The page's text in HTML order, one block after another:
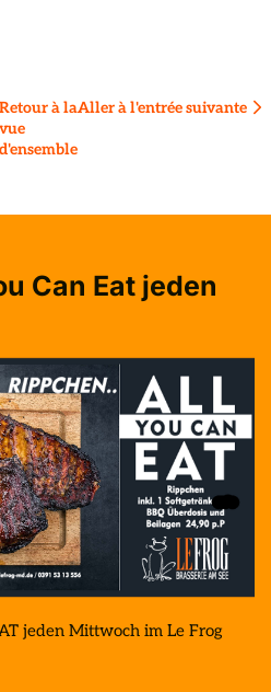
Retour à la
vue
d'ensemble
Aller à l'entrée suivante
Can Eat jeden
jeden Mittwoch im Le Frog